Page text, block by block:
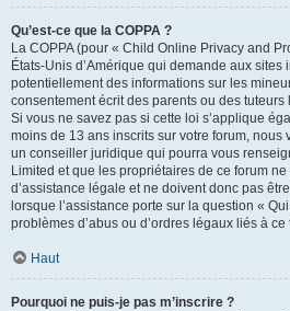
Qu’est-ce que la COPPA ?
La COPPA (pour « Child Online Privacy and
États-Unis d’Amérique qui demande aux sites
potentiellement des informations sur les
consentement écrit des parents ou des
Si vous ne savez pas si cette loi s’applique
moins de 13 ans inscrits sur votre forum, nous
un conseiller juridique qui pourra vous
Limited et que les propriétaires de ce forum
d’assistance légale et ne doivent donc pas
lorsque l’assistance porte sur la question «
problèmes d’abus ou d’ordres légaux liés à ce
Haut
Pourquoi ne puis-je pas m’inscrire ?